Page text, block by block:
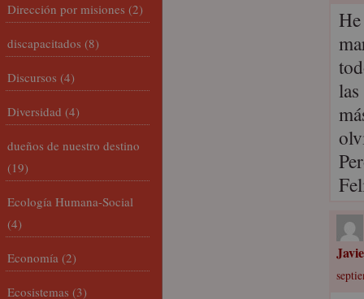
Dirección por misiones (2)
discapacitados (8)
Discursos (4)
Diversidad (4)
dueños de nuestro destino
(19)
Ecología Humana-Social
(4)
Economía (2)
Ecosistemas (3)